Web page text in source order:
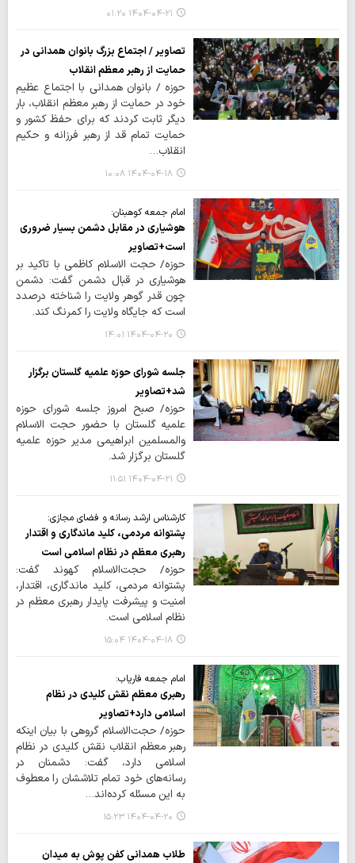
۱۴۰۴-۰۴-۲۱ ۰۱:۲۰
تصاویر / اجتماع بزرگ بانوان همدانی در
حمایت از رهبر معظم انقلاب
حوزه / بانوان همدانی با اجتماع عظیم
خود در حمایت از رهبر معظم انقلاب، بار
دیگر ثابت کردند که برای حفظ کشور و
حمایت تمام قد از رهبر فرزانه و حکیم
انقلاب…
۱۴۰۴-۰۴-۱۸ ۱۰:۰۸
امام جمعه کوهبنان:
هوشیاری در مقابل دشمن بسیار ضروری
است+تصاویر
حوزه/ حجت الاسلام کاظمی با تاکید بر
هوشیاری در قبال دشمن گفت: دشمن
چون قدر گوهر ولایت را شناخته درصدد
است که جایگاه ولایت را کمرنگ کند.
۱۴۰۴-۰۴-۲۰ ۱۴:۰۱
جلسه شورای حوزه علمیه گلستان برگزار
شد+تصاویر
حوزه/ صبح امروز جلسه شورای حوزه
علمیه گلستان با حضور حجت الاسلام
والمسلمین ابراهیمی مدیر حوزه علمیه
گلستان برگزار شد.
۱۴۰۴-۰۴-۲۱ ۱۱:۵۱
کارشناس ارشد رسانه و فضای مجازی:
پشتوانه مردمی، کلید ماندگاری و اقتدار
رهبری معظم در نظام اسلامی است
حوزه/ حجت‌الاسلام کهوند گفت:
پشتوانه مردمی، کلید ماندگاری، اقتدار،
امنیت و پیشرفت پایدار رهبری معظم در
نظام اسلامی است.
۱۴۰۴-۰۴-۱۸ ۱۵:۰۴
امام جمعه فاریاب:
رهبری معظم نقش کلیدی در نظام
اسلامی دارد+تصاویر
حوزه/ حجت‌الاسلام گروهی با بیان اینکه
رهبر معظم انقلاب نقش کلیدی در نظام
اسلامی دارد، گفت: دشمنان در
رسانه‌های خود تمام تلاششان را معطوف
به این مسئله کرده‌اند…
۱۴۰۴-۰۴-۲۰ ۱۵:۲۳
طلاب همدانی کفن پوش به میدان